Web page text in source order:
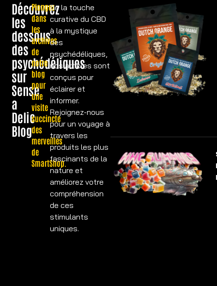
Découvrez
les
dessous
des
psychédéliques
sur
Sense
a
Delic
Blog
Plongez
dans
les
archives
de
notre
blog
pour
une
visite
succincte
des
merveilles
de
SmartShop.
De la touche
curative du CBD
à la mystique
des
psychédéliques,
nos articles sont
conçus pour
éclairer et
informer.
Rejoignez-nous
pour un voyage à
travers les
produits les plus
fascinants de la
nature et
améliorez votre
compréhension
de ces
stimulants
uniques.